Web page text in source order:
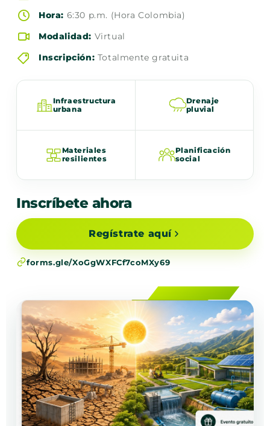
Hora: 6:30 p.m. (Hora Colombia)
Modalidad: Virtual
Inscripción: Totalmente gratuita
Infraestructura
urbana
Drenaje
pluvial
Materiales
resilientes
Planificación
social
Inscríbete ahora
Regístrate aquí
forms.gle/XoGgWXFCf7coMXy69